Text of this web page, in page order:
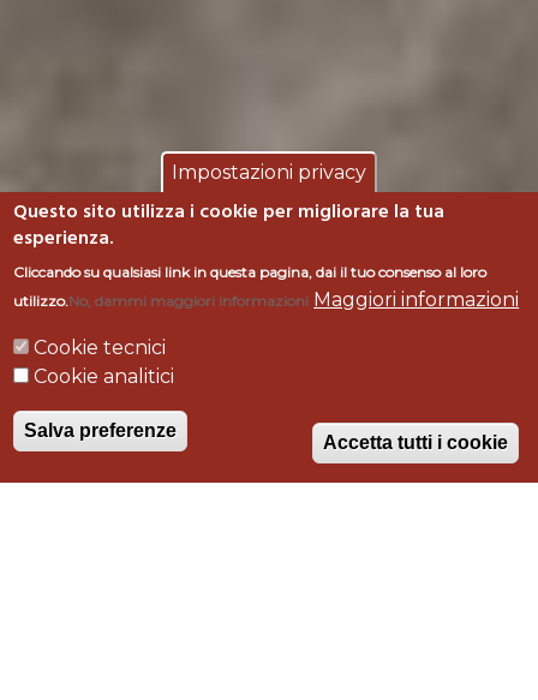
Impostazioni privacy
Questo sito utilizza i cookie per migliorare la tua
esperienza.
Cliccando su qualsiasi link in questa pagina, dai il tuo consenso al loro
utilizzo.No, dammi maggiori informazioni Maggiori informazioni
Cookie tecnici
Cookie analitici
Salva preferenze
Accetta tutti i cookie